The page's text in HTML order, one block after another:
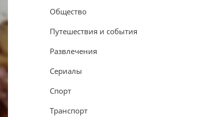
Общество
Путешествия и события
Развлечения
Сериалы
Спорт
Транспорт